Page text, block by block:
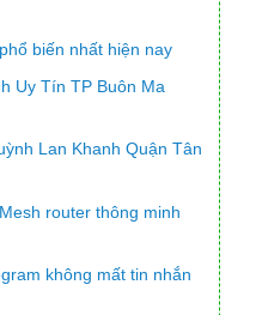
biến nhất hiện nay
Uy Tín TP Buôn Ma
Lan Khanh Quận Tân
router thông minh
không mất tin nhắn